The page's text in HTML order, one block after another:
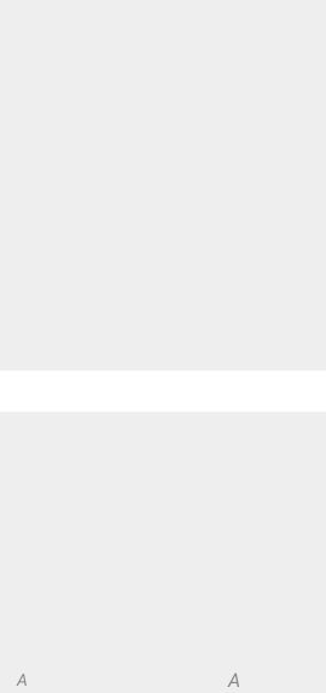
A A